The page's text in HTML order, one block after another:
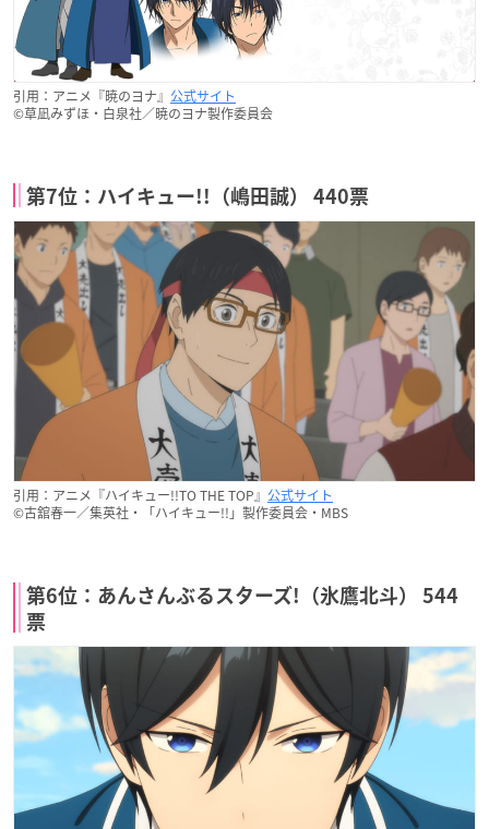
引用：アニメ『暁のヨナ』 公式サイト
©草凪みずほ・白泉社／暁のヨナ製作委員会
第7位：ハイキュー!!（嶋田誠） 440票
引用：アニメ『ハイキュー!!TO THE TOP』 公式サイト
©古舘春一／集英社・「ハイキュー!!」製作委員会・MBS
第6位：あんさんぶるスターズ!（氷鷹北斗） 544
票